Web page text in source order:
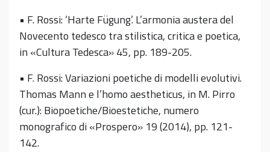
• F. Rossi: ‘Harte Fügung’. L’armonia austera del
Novecento tedesco tra stilistica, critica e poetica,
in «Cultura Tedesca» 45, pp. 189-205.
• F. Rossi: Variazioni poetiche di modelli evolutivi.
Thomas Mann e l’homo aestheticus, in M. Pirro
(cur.): Biopoetiche/Bioestetiche, numero
monografico di «Prospero» 19 (2014), pp. 121-
142.